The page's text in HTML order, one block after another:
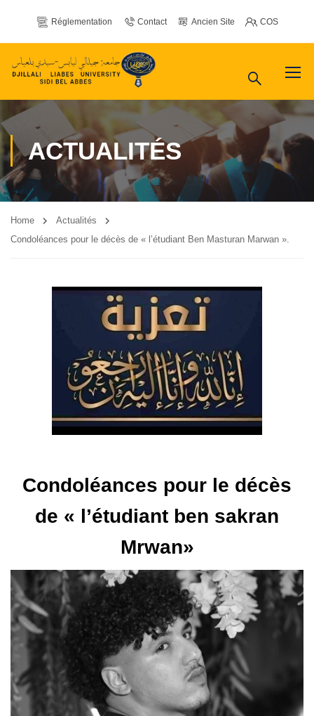
Réglementation Contact Ancien Site COS
ACTUALITÉS
Home
Actualités
Condoléances pour le décès de « l’étudiant Ben Masturan Marwan ».
Condoléances pour le décès
de « l’étudiant ben sakran
Mrwan»